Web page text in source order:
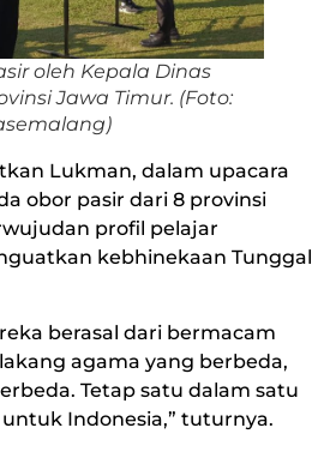
oleh Kepala Dinas
Jawa Timur. (Foto:
Lukman, dalam upacara
obor pasir dari 8 provinsi
profil pelajar
kebhinekaan Tunggal
berasal dari bermacam
agama yang berbeda,
Tetap satu dalam satu
Indonesia,” tuturnya.